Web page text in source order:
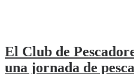
El Club de
una jornada de